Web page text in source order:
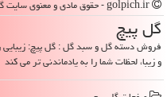
گل پیچ
فروش دسته گل و سبد گل : گل پیچ: زیبایی
و زیبا، لحظات شما را به یادماندنی تر می کند